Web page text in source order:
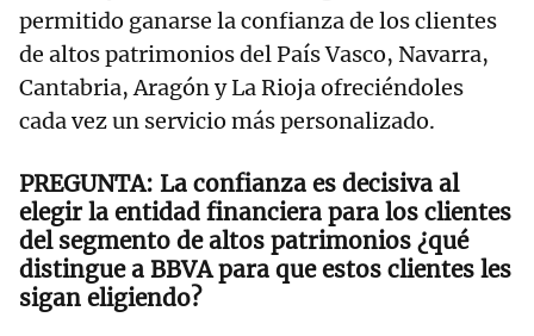
permitido ganarse la confianza de los clientes
de altos patrimonios del País Vasco, Navarra,
Cantabria, Aragón y La Rioja ofreciéndoles
cada vez un servicio más personalizado.
La confianza es decisiva al
elegir la entidad financiera para los clientes
del segmento de altos patrimonios ¿qué
distingue a BBVA para que estos clientes les
sigan eligiendo?